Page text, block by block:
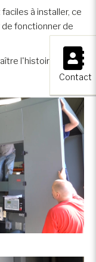
×
Contact
à installer, ce
fonctionner de
l'histoire